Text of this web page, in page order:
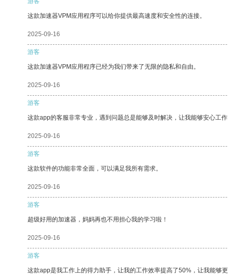
这款加速器VPM应用程序可以给你提供最高速度和安全性的连接。
2025-09-16
游客
这款加速器VPM应用程序已经为我们带来了无限的隐私和自由。
2025-09-16
游客
这款app的客服非常专业，遇到问题总是能够及时解决，让我能够安心工
2025-09-16
游客
这款软件的功能非常全面，可以满足我所有需求。
2025-09-16
游客
超级好用的加速器，妈妈再也不用担心我的学习啦！
2025-09-16
游客
这款app是我工作上的得力助手，让我的工作效率提高了50%，让我能够